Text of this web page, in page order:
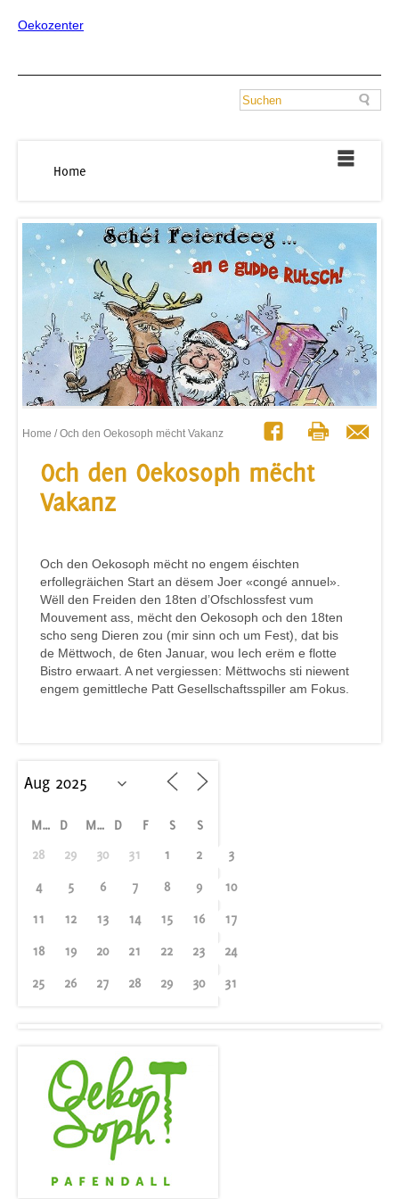
Oekozenter
Home
Home / Och den Oekosoph mëcht Vakanz
Och den Oekosoph mëcht
Vakanz
Och den Oekosoph mëcht no engem éischten
erfollegräichen Start an dësem Joer «congé annuel».
Wëll den Freiden den 18ten d’Ofschlossfest vum
Mouvement ass, mëcht den Oekosoph och den 18ten
scho seng Dieren zou (mir sinn och um Fest), dat bis
de Mëttwoch, de 6ten Januar, wou Iech erëm e flotte
Bistro erwaart. A net vergiessen: Mëttwochs sti niewent
engem gemittleche Patt Gesellschaftsspiller am Fokus.
M D M D F S
S
28
29 30 31 1 2 3
4 5 6 7 8 9 10
11 12 13 14 15 16 17
18 19 20 21 22 23 24
25 26 27 28 29 30 31